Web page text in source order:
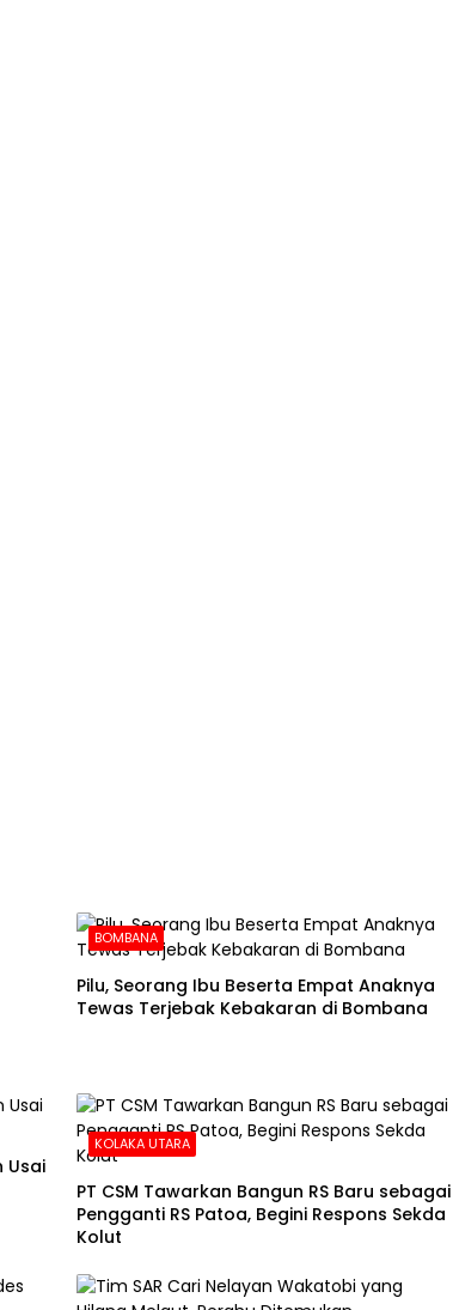
BOMBANA
Pilu, Seorang Ibu Beserta Empat Anaknya
Tewas Terjebak Kebakaran di Bombana
Usai
KOLAKA UTARA
PT CSM Tawarkan Bangun RS Baru sebagai
Pengganti RS Patoa, Begini Respons Sekda
Kolut